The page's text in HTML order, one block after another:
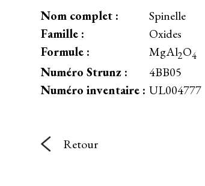
Nom complet :
Spinelle
Famille :
Oxides
Formule :
MgAl2O4
Numéro Strunz :
4BB05
Numéro inventaire : UL004777
Retour